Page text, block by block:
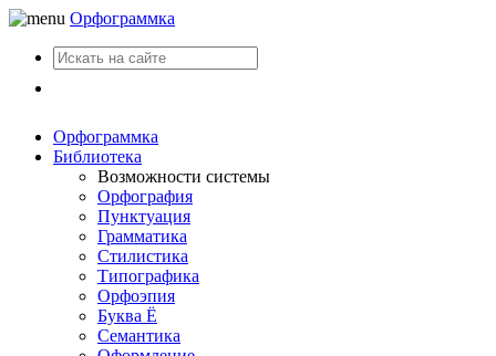
Орфограммка
Орфограммка
Библиотека
Возможности системы
Орфография
Пунктуация
Грамматика
Стилистика
Типографика
Орфоэпия
Буква Ё
Семантика